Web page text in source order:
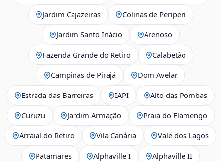
Jardim Cajazeiras Colinas de Periperi
Jardim Santo Inácio Arenoso
Fazenda Grande do Retiro Calabetão
Campinas de Pirajá Dom Avelar
Estrada das Barreiras IAPI Alto das Pombas
Curuzu Jardim Armação Praia do Flamengo
Arraial do Retiro Vila Canária Vale dos Lagos
Patamares Alphaville I Alphaville II